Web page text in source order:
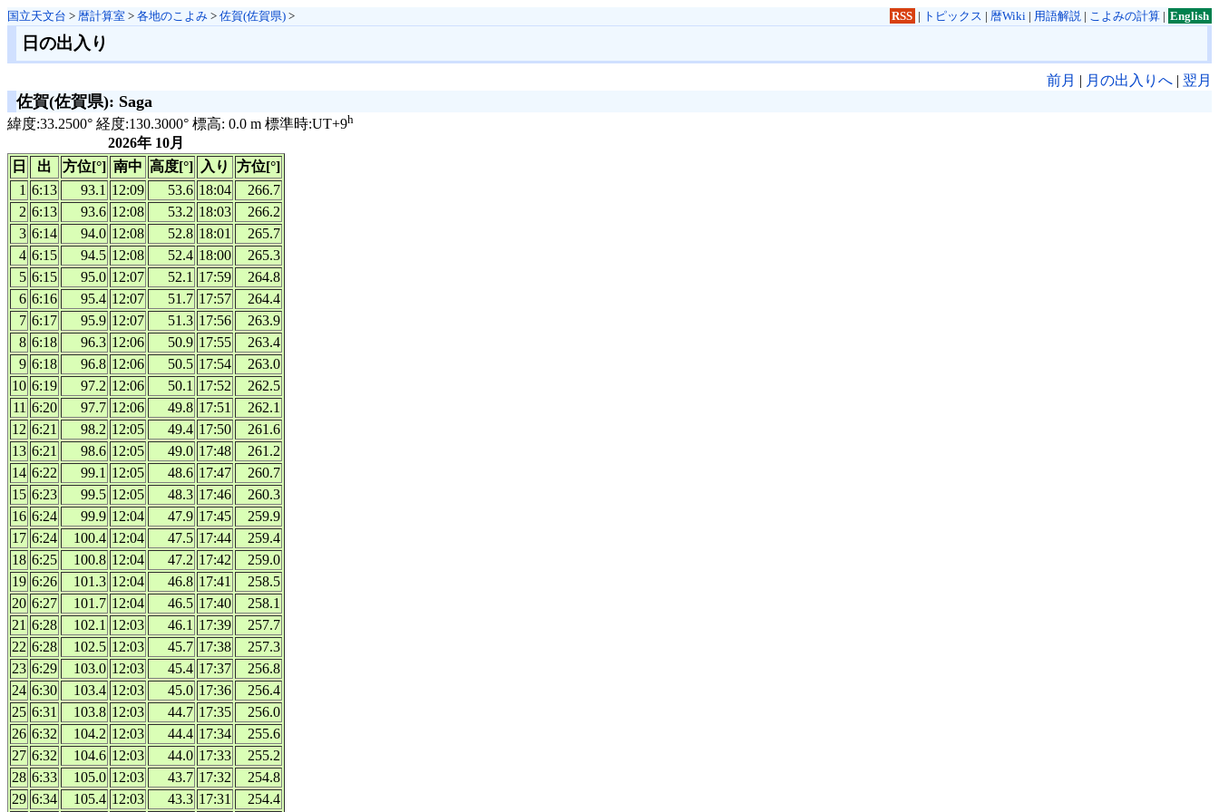
国立天文台 > 暦計算室 > 各地のこよみ > 佐賀(佐賀県) > RSS | トピックス | 暦Wiki| 用語解説| こよみの計算| English
日の出入り
前月 | 月の出入りへ | 翌月
佐賀(佐賀県): Saga
緯度:33.2500° 経度:130.3000° 標高: 0.0 m 標準時:UT+9h
2026年 10月
日
出 方位[°] 南中 高度[°] 入り
方位[°]
1 6:13 93.1 12:09 53.6 18:04
266.7
2 6:13 93.6 12:08 53.2 18:03
266.2
3 6:14 94.0 12:08 52.8 18:01
265.7
4 6:15 94.5 12:08 52.4 18:00
265.3
5 6:15 95.0 12:07 52.1 17:59
264.8
6 6:16 95.4 12:07 51.7 17:57
264.4
7 6:17 95.9 12:07 51.3 17:56
263.9
8 6:18 96.3 12:06 50.9 17:55
263.4
9 6:18 96.8 12:06 50.5 17:54
263.0
10 6:19 97.2 12:06 50.1 17:52
262.5
11 6:20 97.7 12:06 49.8 17:51
262.1
12 6:21 98.2 12:05 49.4 17:50
261.6
13 6:21 98.6 12:05 49.0 17:48
261.2
14 6:22 99.1 12:05 48.6 17:47
260.7
15 6:23 99.5 12:05 48.3 17:46
260.3
16 6:24 99.9 12:04 47.9 17:45
259.9
17 6:24 100.4 12:04 47.5 17:44
259.4
18 6:25 100.8 12:04 47.2 17:42
259.0
19 6:26 101.3 12:04 46.8 17:41
258.5
20 6:27 101.7 12:04 46.5 17:40
258.1
21 6:28 102.1 12:03 46.1 17:39
257.7
22 6:28 102.5 12:03 45.7 17:38
257.3
23 6:29 103.0 12:03 45.4 17:37
256.8
24 6:30 103.4 12:03 45.0 17:36
256.4
25 6:31 103.8 12:03 44.7 17:35
256.0
26 6:32 104.2 12:03 44.4 17:34
255.6
27 6:32 104.6 12:03 44.0 17:33
255.2
28 6:33 105.0 12:03 43.7 17:32
254.8
29 6:34 105.4 12:03 43.3 17:31 254.4